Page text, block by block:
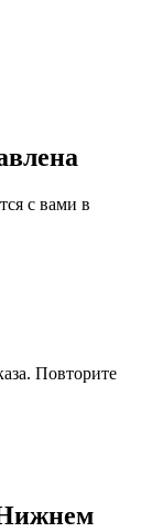
с вами в
Повторите